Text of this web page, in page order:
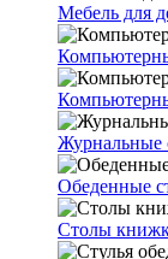
Мебель для
Журнальные
Обеденные
Столы